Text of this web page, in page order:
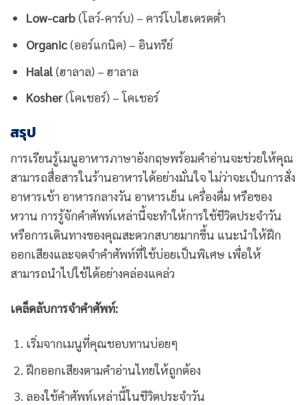
Low-carb(โลว์-คาร์บ) – คาร์โบไฮเดรตต่ำ
Organic(ออร์แกนิค) – อินทรีย์
Halal (ฮาลาล) – ฮาลาล
Kosher(โคเชอร์) – โคเชอร์
สรุป
การเรียนรู้เมนูอาหารภาษาอังกฤษพร้อมคำอ่านจะช่วยให้คุณ
สามารถสื่อสารในร้านอาหารได้อย่างมั่นใจ ไม่ว่าจะเป็นการสั่ง
อาหารเช้า อาหารกลางวัน อาหารเย็น เครื่องดื่ม หรือของ
หวาน การรู้จักคำศัพท์เหล่านี้จะทำให้การใช้ชีวิตประจำวัน
หรือการเดินทางของคุณสะดวกสบายมากขึ้น แนะนำให้ฝึก
ออกเสียงและจดจำคำศัพท์ที่ใช้บ่อยเป็นพิเศษ เพื่อให้
สามารถนำไปใช้ได้อย่างคล่องแคล่ว
เคล็ดลับการจำคำศัพท์:
เริ่มจากเมนูที่คุณชอบทานบ่อยๆ
ฝึกออกเสียงตามคำอ่านไทยให้ถูกต้อง
ลองใช้คำศัพท์เหล่านี้ในชีวิตประจำวัน